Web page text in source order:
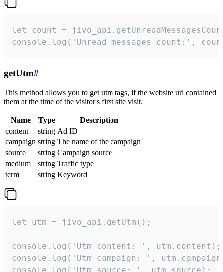
let count =
console.log('Unread messages count:',
getUtm#
This method allows you to get utm tags, if the website url contained
them at the time of the visitor's first site visit.
Name Type
Description
content
string Ad ID
campaign string The name of the campaign
source
string Campaign source
medium
string Traffic type
term
string Keyword
let utm = jivo_api.getUtm();
console.log('Utm content: ', utm.content);
console.log('Utm campaign: ',
console.log('Utm source: ', utm.source);